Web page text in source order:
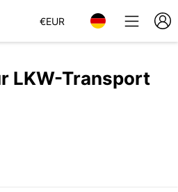
€EUR
LKW-Transport